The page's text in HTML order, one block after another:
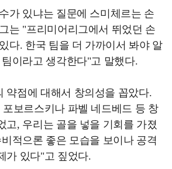
가 있냐는 질문에 스미체르는 손
는 "프리미어리그에서 뛰었던 손
다. 한국 팀을 더 가까이서 봐야 알
이라고 생각한다"고 말했다.
약점에 대해서 창의성을 꼽았다.
보르스키나 파벨 네드베드 등 창
고, 우리는 골을 넣을 기회를 가졌
적으론 좋은 모습을 보이나 공격
가 있다"고 짚었다.